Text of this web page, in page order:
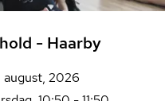
- Haarby
august, 2026